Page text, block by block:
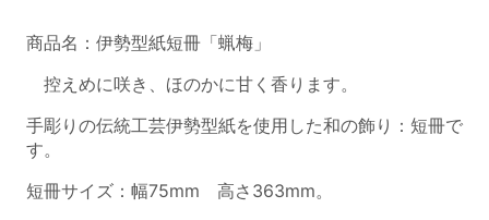
商品名：伊勢型紙短冊「蝋梅」
控えめに咲き、ほのかに甘く香ります。
手彫りの伝統工芸伊勢型紙を使用した和の飾り：短冊で
す。
短冊サイズ：幅75mm 高さ363mm。